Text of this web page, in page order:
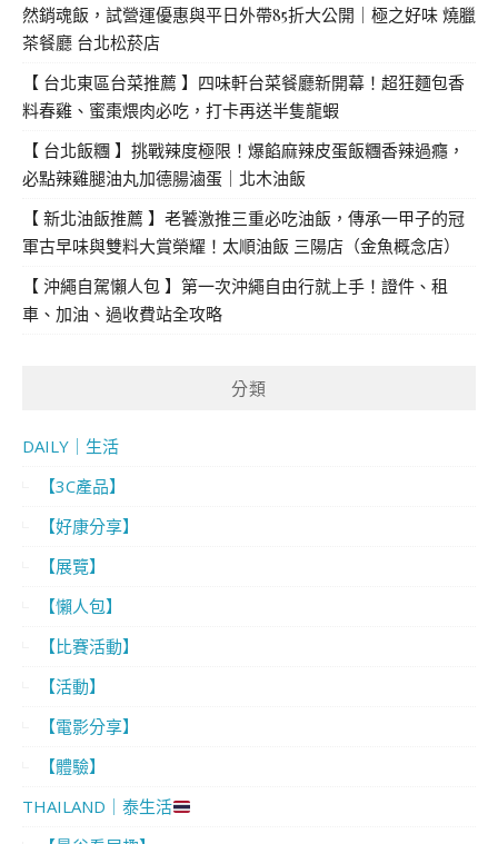
然銷魂飯，試營運優惠與平日外帶85折大公開｜極之好味 燒臘
茶餐廳 台北松菸店
【 台北東區台菜推薦 】四味軒台菜餐廳新開幕！超狂麵包香
料春雞、蜜棗煨肉必吃，打卡再送半隻龍蝦
【 台北飯糰 】挑戰辣度極限！爆餡麻辣皮蛋飯糰香辣過癮，
必點辣雞腿油丸加德腸滷蛋｜北木油飯
【 新北油飯推薦 】老饕激推三重必吃油飯，傳承一甲子的冠
軍古早味與雙料大賞榮耀！太順油飯 三陽店（金魚概念店）
【 沖繩自駕懶人包 】第一次沖繩自由行就上手！證件、租
車、加油、過收費站全攻略
分類
DAILY｜生活
【3C產品】
【好康分享】
【展覽】
【懶人包】
【比賽活動】
【活動】
【電影分享】
【體驗】
THAILAND｜泰生活